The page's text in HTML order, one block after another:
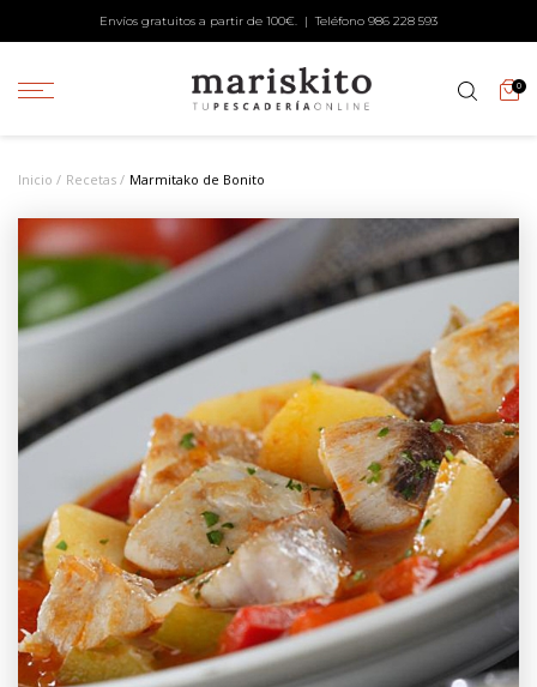
Envíos gratuitos a partir de 100€. | Teléfono 986 228 593
0
Inicio Recetas Marmitako de Bonito